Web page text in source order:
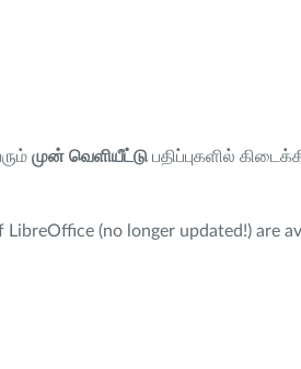
முன் வெளியீட்டு பதிப்புகளில்
LibreOffice (no longer updated!) are